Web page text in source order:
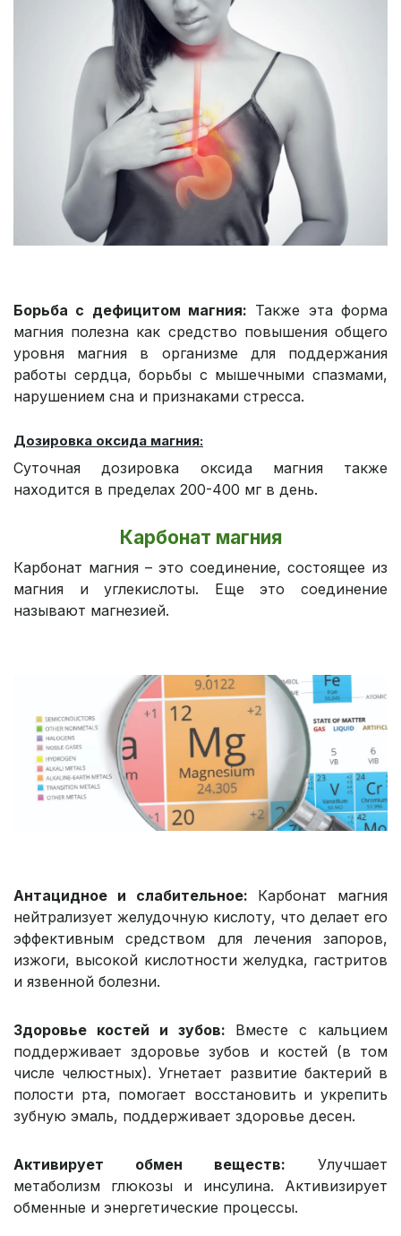
Борьба с дефицитом магния: Также эта форма
магния полезна как средство повышения общего
уровня магния в организме для поддержания
работы сердца, борьбы с мышечными спазмами,
нарушением сна и признаками стресса.
Дозировка оксида магния:
Суточная дозировка оксида магния также
находится в пределах 200-400 мг в день.
Карбонат магния
Карбонат магния – это соединение, состоящее из
магния и углекислоты. Еще это соединение
называют магнезией.
Антацидное и слабительное: Карбонат магния
нейтрализует желудочную кислоту, что делает его
эффективным средством для лечения запоров,
изжоги, высокой кислотности желудка, гастритов
и язвенной болезни.
Здоровье костей и зубов: Вместе с кальцием
поддерживает здоровье зубов и костей (в том
числе челюстных). Угнетает развитие бактерий в
полости рта, помогает восстановить и укрепить
зубную эмаль, поддерживает здоровье десен.
Активирует обмен веществ: Улучшает
метаболизм глюкозы и инсулина. Активизирует
обменные и энергетические процессы.